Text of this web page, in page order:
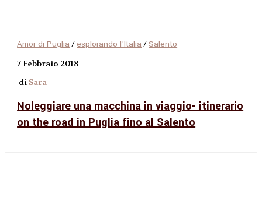
Amor di Puglia /esplorando l'Italia / Salento
7 Febbraio 2018
di Sara
Noleggiare una macchina in viaggio- itinerario
on the road in Puglia fino al Salento